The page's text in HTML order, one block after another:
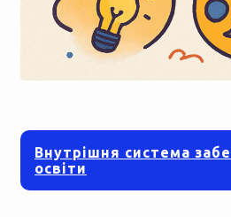
Внутрішня система
освіти